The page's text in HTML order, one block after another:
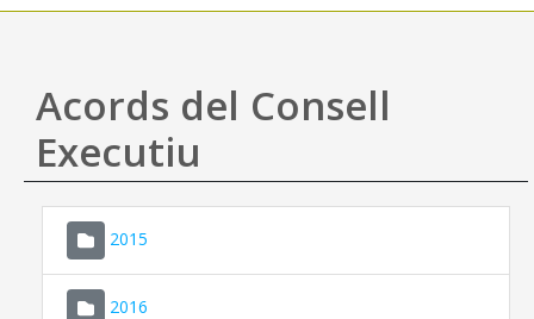
Utilitats
Ajuda
Acords del Consell
Executiu
2015
2016